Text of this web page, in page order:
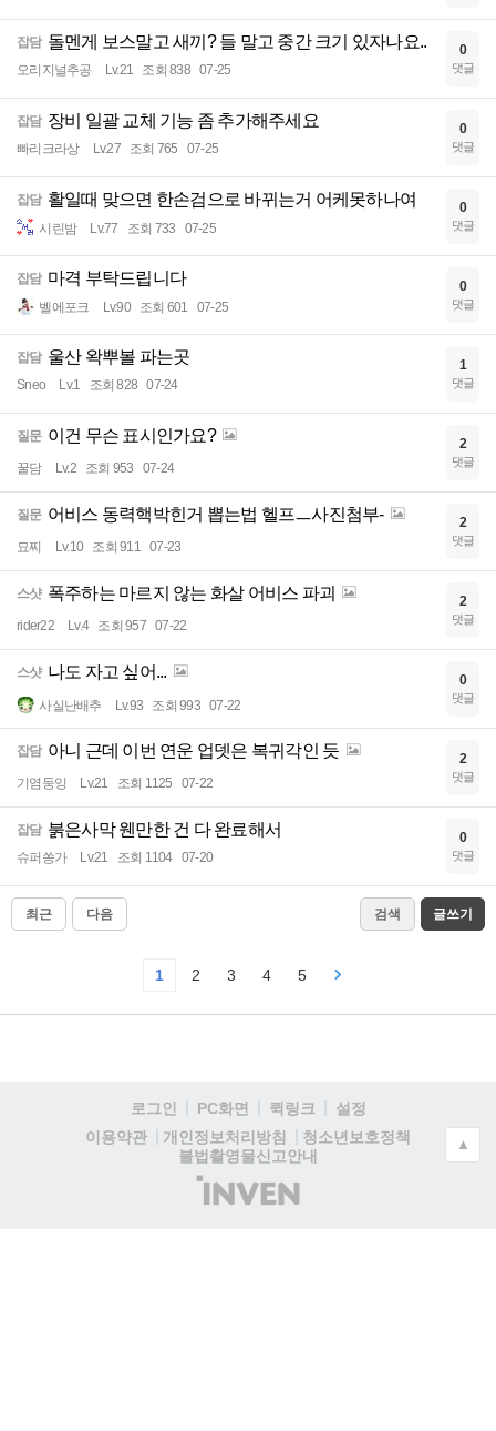
잡담 돌멘게 보스말고 새끼? 들 말고 중간 크기 있자나요..
오리지널추공 Lv.21 조회 838 07-25
0
댓글
잡담 장비 일괄 교체 기능 좀 추가해주세요
빠리크라상 Lv.27 조회 765 07-25
0
댓글
잡담 활일때 맞으면 한손검으로 바뀌는거 어케못하나여
시린밤 Lv.77 조회 733 07-25
0
댓글
잡담 마격 부탁드립니다
벨에포크 Lv.90 조회 601 07-25
0
댓글
잡담 울산 왁뿌볼 파는곳
Sneo Lv.1 조회 828 07-24
1
댓글
질문 이건 무슨 표시인가요?
꿀담 Lv.2 조회 953 07-24
2
댓글
질문 어비스 동력핵박힌거 뽑는법 헬프ㅡ사진첨부-
묘찌 Lv.10 조회 911 07-23
2
댓글
스샷 폭주하는 마르지 않는 화살 어비스 파괴
rider22 Lv.4 조회 957 07-22
2
댓글
스샷 나도 자고 싶어...
사실난배추 Lv.93 조회 993 07-22
0
댓글
잡담 아니 근데 이번 연운 업뎃은 복귀각인 듯
기염둥잉 Lv.21 조회 1125 07-22
2
댓글
잡담 붉은사막 웬만한 건 다 완료해서
슈퍼쏭가 Lv.21 조회 1104 07-20
0
댓글
최근 다음 검색 글쓰기
1 2 3 4 5
로그인 PC화면 퀵링크
설정
이용약관
개인정보처리방침
청소년보호정책
불법촬영물신고안내
(주)
인
▲